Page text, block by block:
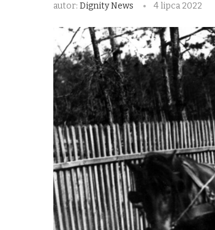
autor: Dignity News 4 lipca 2022